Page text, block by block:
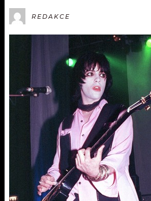
HUDBA
#NEBUDUDOMA
KALENDÁŘ
TRENDY
KULTURA
JAK NALADIT
PROGRAM
PLAYLIST
JAK NALADIT
REDAKCE